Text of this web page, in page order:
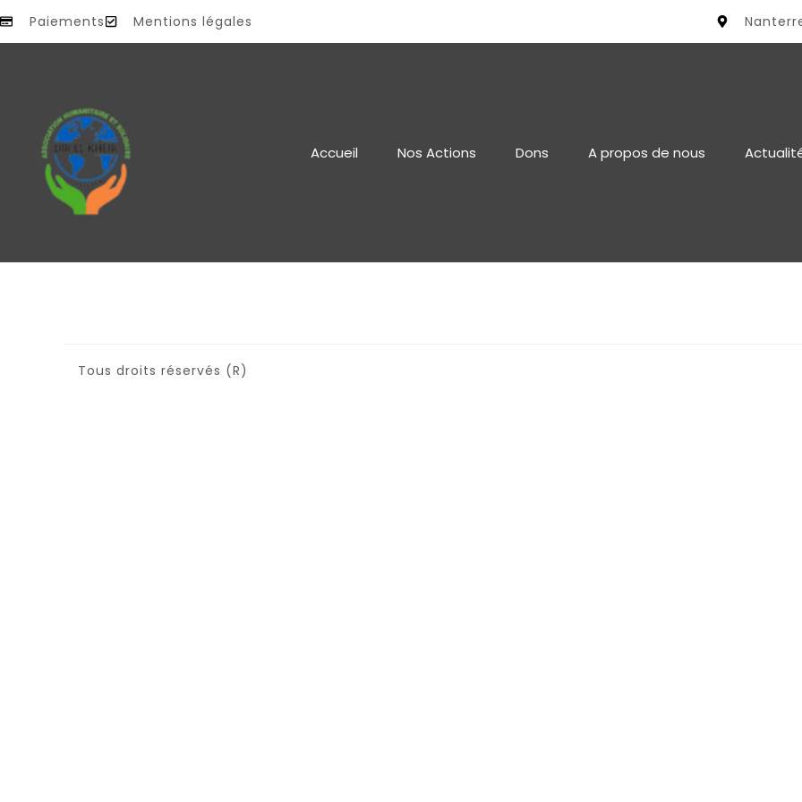
Paiements Mentions légales
Accueil Nos Actions Dons A propos de nous
Tous droits réservés (R)